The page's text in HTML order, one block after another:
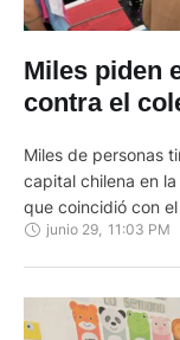
Miles piden
contra el
Miles de personas
capital chilena en
que coincidió con
el país de la
junio 29 11:03 PM